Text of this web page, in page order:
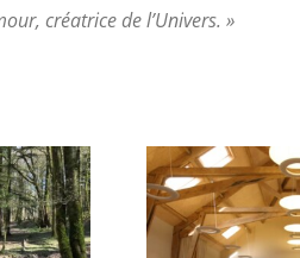
créatrice de l’Univers. »